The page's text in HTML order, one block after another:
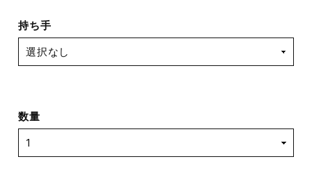
持ち手
数量